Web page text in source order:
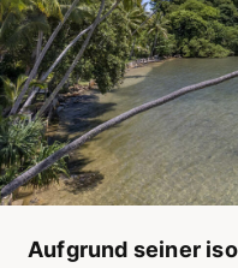
Aufgrund seiner